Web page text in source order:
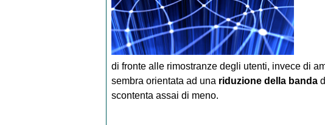
di fronte alle rimostranze degli utenti, invece di
sembra orientata ad una riduzione della banda
scontenta assai di meno.